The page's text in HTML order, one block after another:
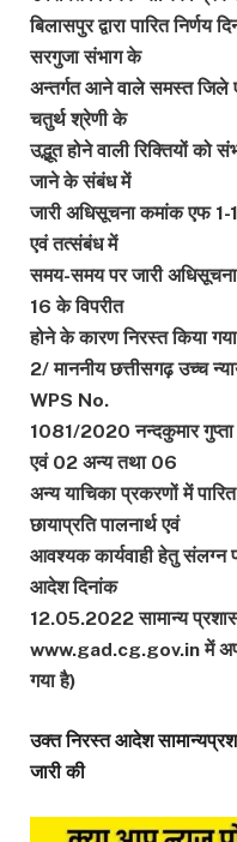
बिलासपुर द्वारा पारित
सरगुजा संभाग के
अन्तर्गत आने वाले समस्त जिले
चतुर्थ श्रेणी के
उद्भूत होने वाली रिक्तियों को
जाने के संबंध में
जारी अधिसूचना कमांक एफ
एवं तत्संबंध में
समय-समय पर जारी
16 के विपरीत
होने के कारण निरस्त किया
2/ माननीय छत्तीसगढ़ उच्च
WPS No.
1081/2020 नन्दकुमार
एवं 02 अन्य तथा 06
अन्य याचिका प्रकरणों में
छायाप्रति पालनार्थ एवं
आवश्यक कार्यवाही हेतु संलग्न
आदेश दिनांक
12.05.2022 सामान्य
www.gad.cg.gov.in में
गया है)
उक्त निरस्त आदेश
जारी की